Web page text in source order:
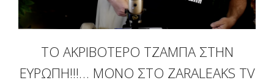
ΤΟ ΑΚΡΙΒΌΤΕΡΟ ΤΖΆΜΠΑ ΣΤΗΝ
ΕΥΡΏΠΗ!!!… ΜΌΝΟ ΣΤΟ ZARALEAKS TV